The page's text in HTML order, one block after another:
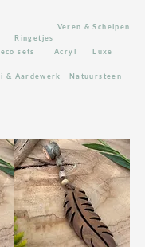
Ringetjes
Veren & Schelpen
sets Acryl Luxe
Natuursteen
& Aardewerk